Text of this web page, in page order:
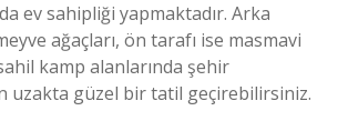
ev sahipliği yapmaktadır. Arka
ağaçları, ön tarafı ise masmavi
kamp alanlarında şehir
uzakta güzel bir tatil geçirebilirsiniz.